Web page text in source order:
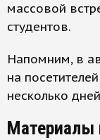
массовой
студентов.
Напомним, в
на
несколько
Материалы